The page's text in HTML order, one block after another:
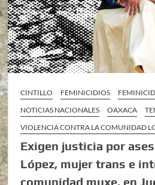
CINTILLO FEMINICIDIOS
NOTICIAS NACIONALES
OAXACA
VIOLENCIA CONTRA LA COMUNIDAD
Exigen justicia por
López, mujer trans e
comunidad muxe, en